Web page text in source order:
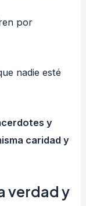
por
nadie esté
y
caridad y
verdad y